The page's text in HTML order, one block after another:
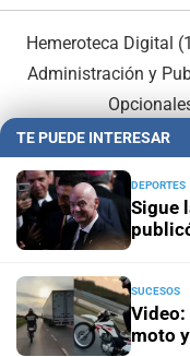
Hemeroteca Digital
Administración y
TE PUEDE INTERESAR
DEPORTES
Sigue
SUCESOS
Video:
moto